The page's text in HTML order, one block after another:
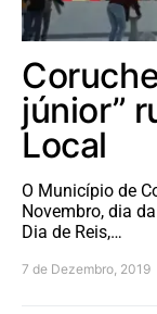
júnior”
Local
O Município de
Novembro, dia
Dia de Reis,…
7 de Dezembro, 2019